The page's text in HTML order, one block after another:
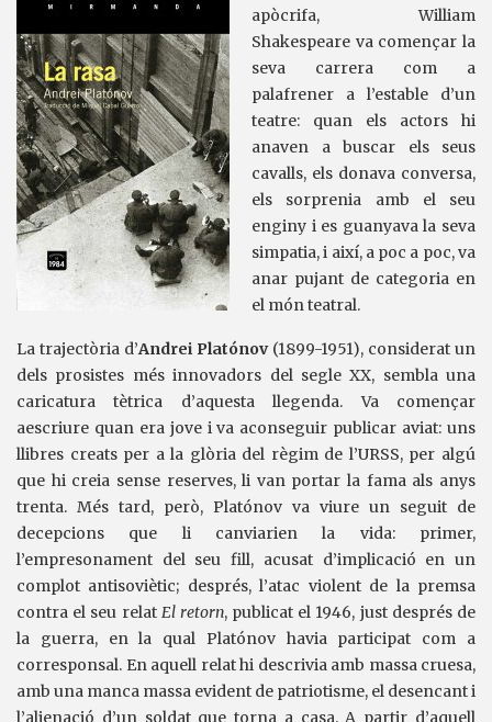
apòcrifa, William
Shakespeare va començar la
seva carrera com a
palafrener a l’estable d’un
teatre: quan els actors hi
anaven a buscar els seus
cavalls, els donava conversa,
els sorprenia amb el seu
enginy i es guanyava la seva
simpatia, i així, a poc a poc, va
anar pujant de categoria en
el món teatral.
La trajectòria d’Andrei Platónov(1899-1951), considerat un
dels prosistes més innovadors del segle XX, sembla una
caricatura tètrica d’aquesta llegenda. Va començar
aescriure quan era jove i va aconseguir publicar aviat: uns
llibres creats per a la glòria del règim de l’URSS, per algú
que hi creia sense reserves, li van portar la fama als anys
trenta. Més tard, però, Platónov va viure un seguit de
decepcions que li canviarien la vida: primer,
l’empresonament del seu fill, acusat d’implicació en un
complot antisoviètic; després, l’atac violent de la premsa
contra el seu relat El retorn, publicat el 1946, just després de
la guerra, en la qual Platónov havia participat com a
corresponsal. En aquell relat hi descrivia amb massa cruesa,
amb una manca massa evident de patriotisme, el desencant i
l’alienació d’un soldat que torna a casa. A partir d’aquell